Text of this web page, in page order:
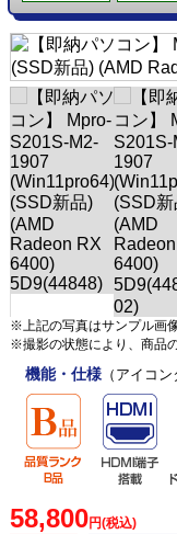
※上記の写真はサンプル画
※撮影の状態により、商品
機能・仕様（アイコン
58,800円(税込)